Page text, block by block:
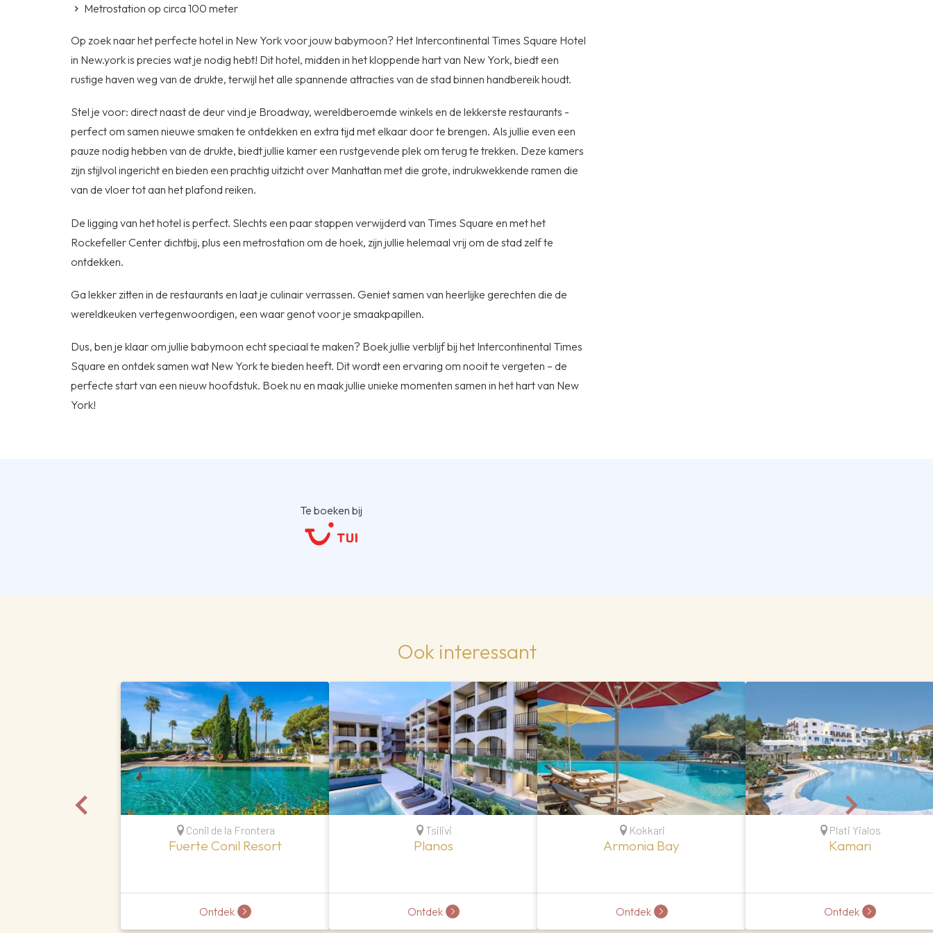
Metrostation op circa 100 meter
Op zoek naar het perfecte hotel in New York voor jouw babymoon? Het Intercontinental Times Square Hotel
in New.york is precies wat je nodig hebt! Dit hotel, midden in het kloppende hart van New York, biedt een
rustige haven weg van de drukte, terwijl het alle spannende attracties van de stad binnen handbereik houdt.
Stel je voor: direct naast de deur vind je Broadway, wereldberoemde winkels en de lekkerste restaurants -
perfect om samen nieuwe smaken te ontdekken en extra tijd met elkaar door te brengen. Als jullie even een
pauze nodig hebben van de drukte, biedt jullie kamer een rustgevende plek om terug te trekken. Deze kamers
zijn stijlvol ingericht en bieden een prachtig uitzicht over Manhattan met die grote, indrukwekkende ramen die
van de vloer tot aan het plafond reiken.
De ligging van het hotel is perfect. Slechts een paar stappen verwijderd van Times Square en met het
Rockefeller Center dichtbij, plus een metrostation om de hoek, zijn jullie helemaal vrij om de stad zelf te
ontdekken.
Ga lekker zitten in de restaurants en laat je culinair verrassen. Geniet samen van heerlijke gerechten die de
wereldkeuken vertegenwoordigen, een waar genot voor je smaakpapillen.
Dus, ben je klaar om jullie babymoon echt speciaal te maken? Boek jullie verblijf bij het Intercontinental Times
Square en ontdek samen wat New York te bieden heeft. Dit wordt een ervaring om nooit te vergeten – de
perfecte start van een nieuw hoofdstuk. Boek nu en maak jullie unieke momenten samen in het hart van New
York!
Te boeken bij
Ook interessant
Conil de la Frontera
Fuerte Conil Resort
Ontdek
Tsilivi
Planos
Ontdek
Kokkari
Armonia Bay
Ontdek
Plati Yialos
Kamari
Ontdek